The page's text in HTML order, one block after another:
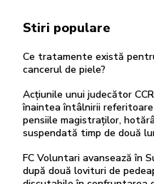
Stiri populare
Ce tratamente există
cancerul de piele?
Acțiunile unui judecător CCR
înaintea întâlnirii
pensiile magistraților,
suspendată timp de două
FC Voluntari avansează în
după două lovituri de